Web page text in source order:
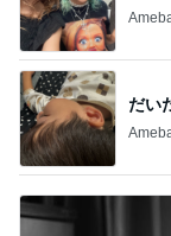
だい